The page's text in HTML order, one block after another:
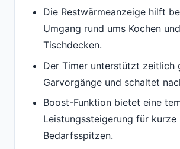
Die Restwärmeanzeige hilft
Umgang rund ums Kochen
Tischdecken.
Der Timer unterstützt zeitlich
Garvorgänge und schaltet
Boost-Funktion bietet eine
Leistungssteigerung für kurze
Bedarfsspitzen.